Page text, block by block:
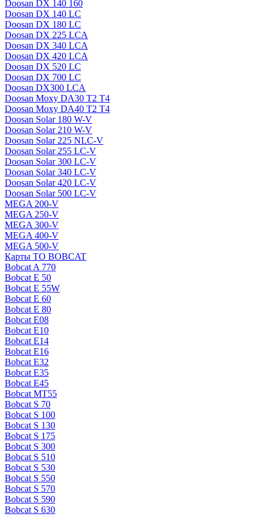
Doosan DX 140 160
Doosan DX 140 LC
Doosan DX 180 LC
Doosan DX 225 LCA
Doosan DX 340 LCA
Doosan DX 420 LCA
Doosan DX 520 LC
Doosan DX 700 LC
Doosan DX300 LCA
Doosan Moxy DA30 T2 T4
Doosan Moxy DA40 T2 T4
Doosan Solar 180 W-V
Doosan Solar 210 W-V
Doosan Solar 225 NLC-V
Doosan Solar 255 LC-V
Doosan Solar 300 LC-V
Doosan Solar 340 LC-V
Doosan Solar 420 LC-V
Doosan Solar 500 LC-V
MEGA 200-V
MEGA 250-V
MEGA 300-V
MEGA 400-V
MEGA 500-V
Карты ТО BOBCAT
Bobcat A 770
Bobcat E 50
Bobcat E 55W
Bobcat E 60
Bobcat E 80
Bobcat E08
Bobcat E10
Bobcat E14
Bobcat E16
Bobcat E32
Bobcat E35
Bobcat E45
Bobcat MT55
Bobcat S 70
Bobcat S 100
Bobcat S 130
Bobcat S 175
Bobcat S 300
Bobcat S 510
Bobcat S 530
Bobcat S 550
Bobcat S 570
Bobcat S 590
Bobcat S 630